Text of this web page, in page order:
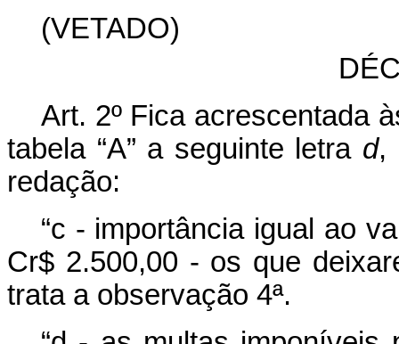
(VETADO)
Art. 2º Fica acrescentada
tabela “A” a seguinte letra d,
redação:
“c - importância igual ao
Cr$ 2.500,00 - os que
trata a observação 4ª.